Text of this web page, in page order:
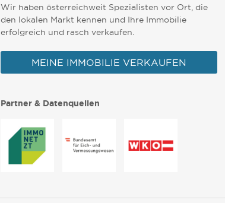
Wir haben österreichweit Spezialisten vor Ort, die
den lokalen Markt kennen und Ihre Immobilie
erfolgreich und rasch verkaufen.
MEINE IMMOBILIE VERKAUFEN
Partner & Datenquellen